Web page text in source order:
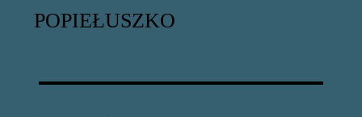
POPIEŁUSZKO